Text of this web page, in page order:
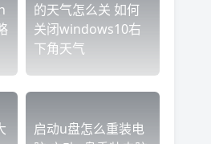
的天气怎么关 如何
关闭windows10右
下角天气
启动u盘怎么重装电